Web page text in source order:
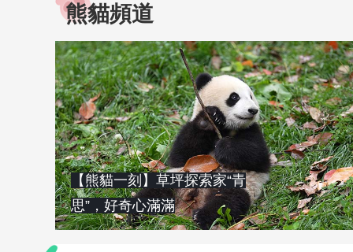
熊貓頻道
【熊貓一刻】草坪探索家“青
思”，好奇心滿滿